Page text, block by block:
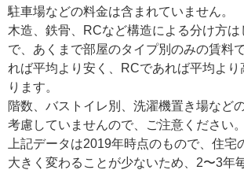
駐車場などの料金は含まれていません。
木造、鉄骨、RCなど構造による分け方
で、あくまで部屋のタイプ別のみの賃料
れば平均より安く、RCであれば平均より
ります。
階数、バストイレ別、洗濯機置き場など
考慮していませんので、ご注意ください。
上記データは2019年時点のもので、住宅
大きく変わることが少ないため、2〜3年